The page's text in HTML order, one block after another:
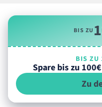
BIS ZU
BIS ZU
Spare bis zu
Zu